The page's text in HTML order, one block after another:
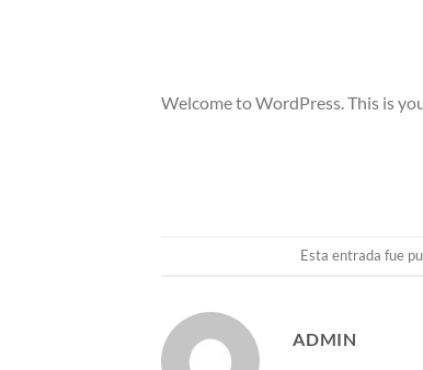
Welcome to WordPress. This is
Esta entrada fue
ADMIN